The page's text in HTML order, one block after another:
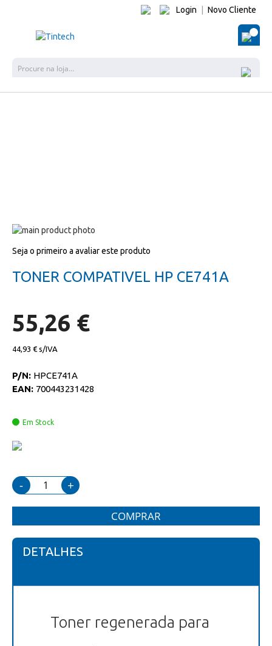
Login Novo Cliente
O
Salte
o
imagens
para
início
de
imagens
Seja o primeiro a avaliar este produto
TONER COMPATIVEL HP CE741A
55,26 €
44,93 €
P/N: HPCE741A
EAN: 700443231428
Em Stock
- +
COMPRAR
DETALHES
Toner regenerada para